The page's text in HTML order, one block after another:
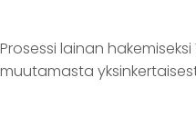
Prosessi lainan
muutamasta